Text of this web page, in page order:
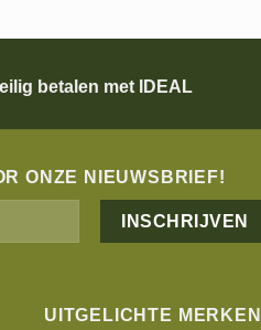
betalen met IDEAL
ONZE NIEUWSBRIEF!
UITGELICHTE MERKEN